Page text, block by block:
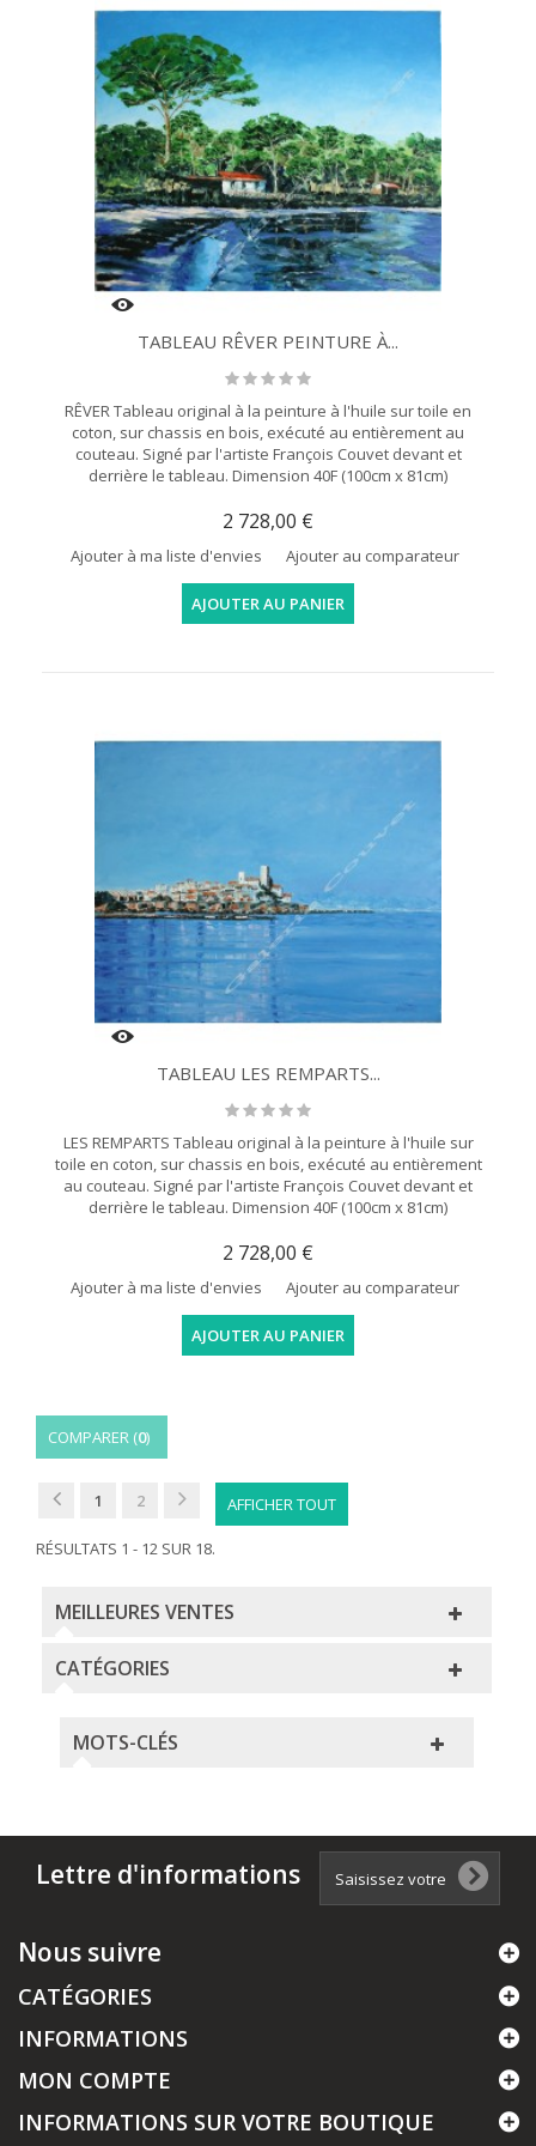
TABLEAU RÊVER PEINTURE À...
RÊVER Tableau original à la peinture à l'huile sur toile en
coton, sur chassis en bois, exécuté au entièrement au
couteau. Signé par l'artiste François Couvet devant et
derrière le tableau. Dimension 40F (100cm x 81cm)
2 728,00 €
Ajouter à ma liste d'envies Ajouter au comparateur
AJOUTER AU PANIER
TABLEAU LES REMPARTS...
LES REMPARTS Tableau original à la peinture à l'huile sur
toile en coton, sur chassis en bois, exécuté au entièrement
au couteau. Signé par l'artiste François Couvet devant et
derrière le tableau. Dimension 40F (100cm x 81cm)
2 728,00 €
Ajouter à ma liste d'envies Ajouter au comparateur
AJOUTER AU PANIER
COMPARER (0)
AFFICHER TOUT
1 2
RÉSULTATS 1 - 12 SUR 18.
MEILLEURES VENTES
CATÉGORIES
MOTS-CLÉS
Lettre d'informations
Nous suivre
CATÉGORIES
INFORMATIONS
MON COMPTE
INFORMATIONS SUR VOTRE BOUTIQUE